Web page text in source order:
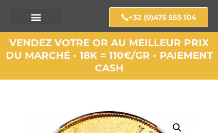
+32 (0)475 555 104
VENDEZ VOTRE OR AU MEILLEUR PRIX
DU MARCHÉ - 18K = 110€/GR - PAIEMENT
CASH